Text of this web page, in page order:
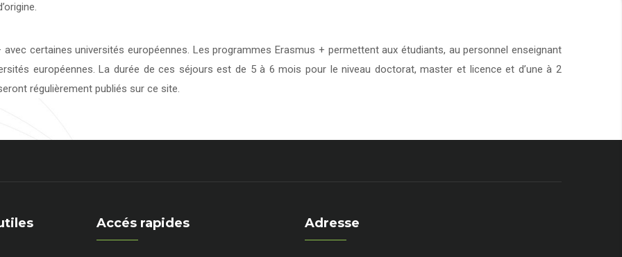
avec certaines universités européennes. Les programmes Erasmus + permettent aux étudiants, au personnel enseignant
européennes. La durée de ces séjours est de 5 à 6 mois pour le niveau doctorat, master et licence et d’une à 2
régulièrement publiés sur ce site.
Accés rapides Adresse